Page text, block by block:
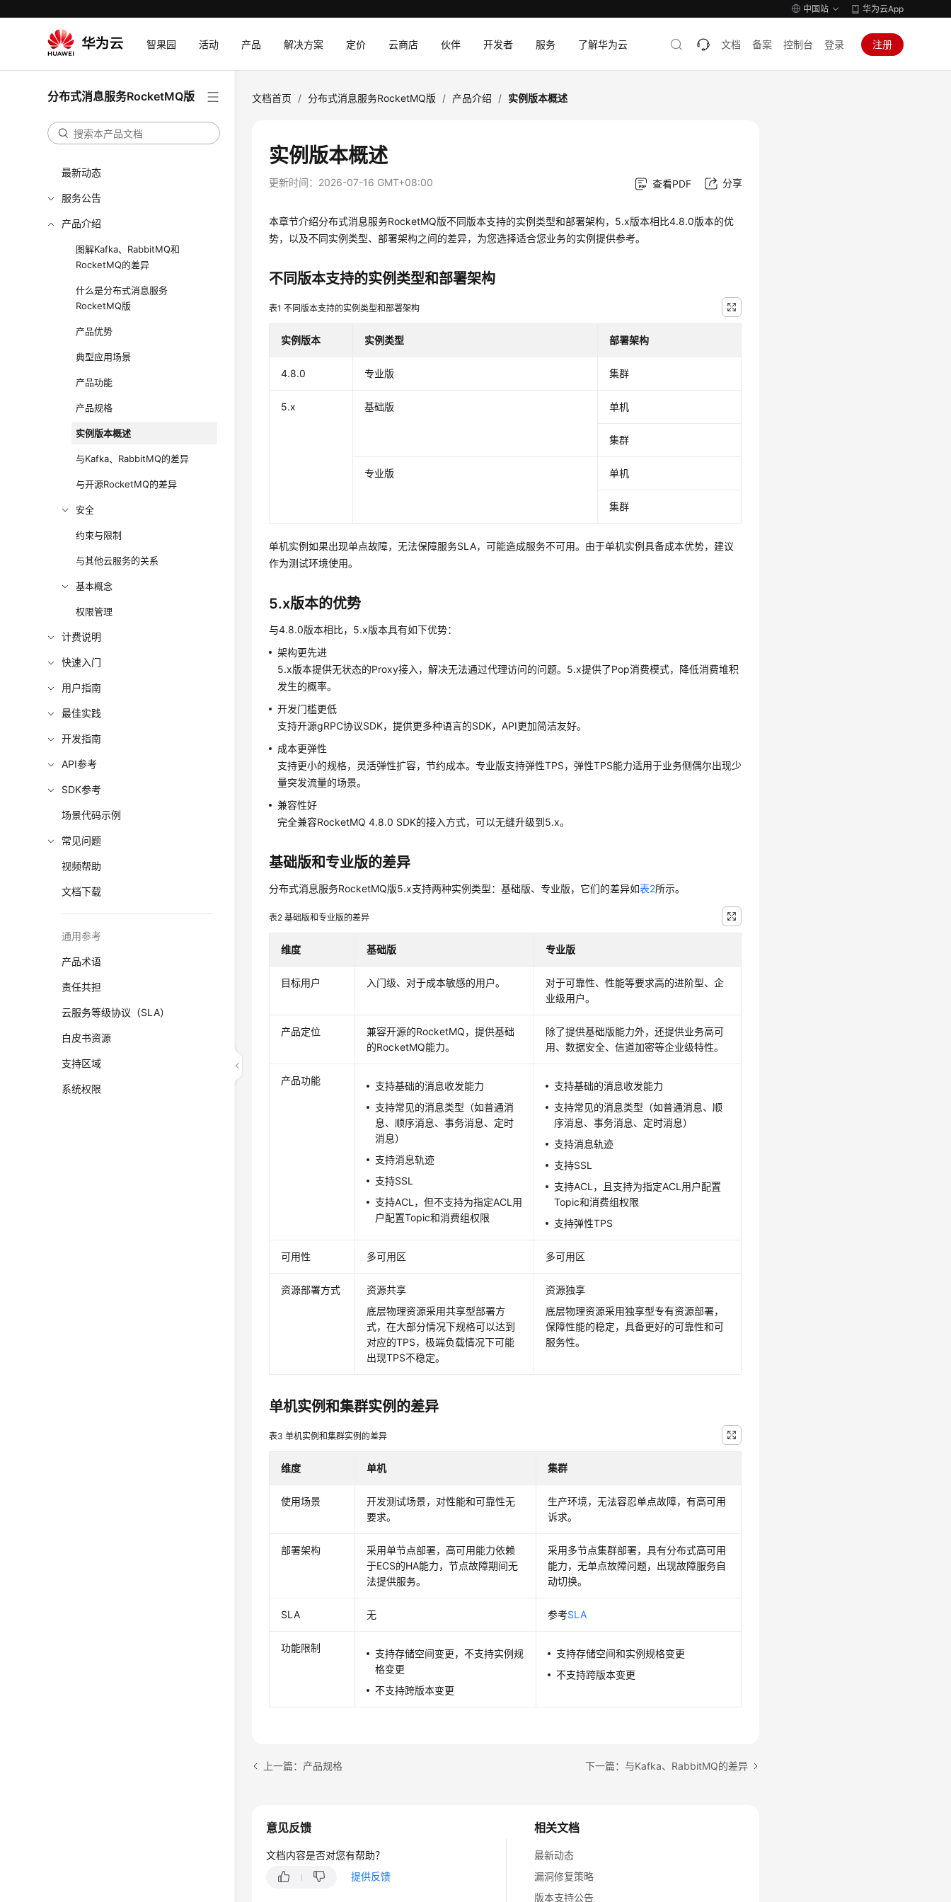
中国站 华为云App
智果园 活动 产品 解决方案 定价 云商店 伙伴 开发者 服务 了解华为云 文档 备案 控制台 登录 注册
分布式消息服务RocketMQ版
最新动态
服务公告
产品介绍
图解Kafka、RabbitMQ和
RocketMQ的差异
什么是分布式消息服务
RocketMQ版
产品优势
典型应用场景
产品功能
产品规格
实例版本概述
与Kafka、RabbitMQ的差异
与开源RocketMQ的差异
安全
约束与限制
与其他云服务的关系
基本概念
权限管理
计费说明
快速入门
用户指南
最佳实践
开发指南
API参考
SDK参考
场景代码示例
常见问题
视频帮助
文档下载
通用参考
产品术语
责任共担
云服务等级协议（SLA）
白皮书资源
支持区域
系统权限
文档首页 / 分布式消息服务RocketMQ版 / 产品介绍 / 实例版本概述
实例版本概述
更新时间： 2026-07-16 GMT+08:00 查看PDF 分享
本章节介绍分布式消息服务RocketMQ版不同版本支持的实例类型和部署架构，5.x版本相比4.8.0版本的优
势，以及不同实例类型、部署架构之间的差异，为您选择适合您业务的实例提供参考。
不同版本支持的实例类型和部署架构
表1不同版本支持的实例类型和部署架构
实例版本 实例类型 部署架构
4.8.0 专业版 集群
5.x 基础版 单机
集群
专业版 单机
集群
单机实例如果出现单点故障，无法保障服务SLA，可能造成服务不可用。由于单机实例具备成本优势，建议
作为测试环境使用。
5.x版本的优势
与4.8.0版本相比，5.x版本具有如下优势：
架构更先进
5.x版本提供无状态的Proxy接入，解决无法通过代理访问的问题。5.x提供了Pop消费模式，降低消费堆积
发生的概率。
开发门槛更低
支持开源gRPC协议SDK，提供更多种语言的SDK，API更加简洁友好。
成本更弹性
支持更小的规格，灵活弹性扩容，节约成本。专业版支持弹性TPS，弹性TPS能力适用于业务侧偶尔出现少
量突发流量的场景。
兼容性好
完全兼容RocketMQ 4.8.0 SDK的接入方式，可以无缝升级到5.x。
基础版和专业版的差异
分布式消息服务RocketMQ版5.x支持两种实例类型：基础版、专业版，它们的差异如表2所示。
表2基础版和专业版的差异
维度 基础版 专业版
目标用户 入门级、对于成本敏感的用户。
对于可靠性、性能等要求高的进阶型、企
业级用户。
产品定位
兼容开源的RocketMQ，提供基础
的RocketMQ能力。
除了提供基础版能力外，还提供业务高可
用、数据安全、信道加密等企业级特性。
产品功能
支持基础的消息收发能力
支持常见的消息类型（如普通消
息、顺序消息、事务消息、定时
消息）
支持消息轨迹
支持SSL
支持ACL，但不支持为指定ACL用
户配置Topic和消费组权限
支持基础的消息收发能力
支持常见的消息类型（如普通消息、顺
序消息、事务消息、定时消息）
支持消息轨迹
支持SSL
支持ACL，且支持为指定ACL用户配置
Topic和消费组权限
支持弹性TPS
可用性 多可用区 多可用区
资源部署方式
资源共享
底层物理资源采用共享型部署方
式，在大部分情况下规格可以达到
对应的TPS，极端负载情况下可能
出现TPS不稳定。
资源独享
底层物理资源采用独享型专有资源部署，
保障性能的稳定，具备更好的可靠性和可
服务性。
单机实例和集群实例的差异
表3单机实例和集群实例的差异
维度 单机 集群
使用场景
开发测试场景，对性能和可靠性无
要求。
生产环境，无法容忍单点故障，有高可用
诉求。
部署架构
采用单节点部署，高可用能力依赖
于ECS的HA能力，节点故障期间无
法提供服务。
采用多节点集群部署，具有分布式高可用
能力，无单点故障问题，出现故障服务自
动切换。
SLA 无 参考SLA
功能限制
支持存储空间变更，不支持实例规
格变更
不支持跨版本变更
支持存储空间和实例规格变更
不支持跨版本变更
上一篇：产品规格 下一篇：与Kafka、RabbitMQ的差异
相关文档
最新动态
漏洞修复策略
版本支持公告
意见反馈
文档内容是否对您有帮助？
提供反馈